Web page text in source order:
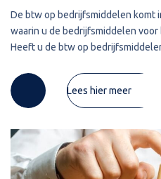
De btw op bedrijfsmiddelen komt
waarin u de bedrijfsmiddelen
Heeft u de btw op
Lees hier meer